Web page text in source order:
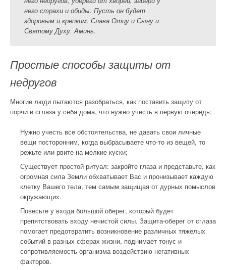
него страхи и обиды. Пусть он будет
здоровым и крепким. Слава Отцу и Сыну и
Святому Духу. Аминь.
Простые способы защиты от
недругов
Многие люди пытаются разобраться, как поставить защиту от
порчи и сглаза у себя дома, что нужно учесть в первую очередь:
Нужно учесть все обстоятельства, не давать свои личные
вещи посторонним, когда выбрасываете что-то из вещей, то
режьте или рвите на мелкие куски;
Существует простой ритуал: закройте глаза и представьте, как
огромная сила Земли обхватывает Вас и пронизывает каждую
клетку Вашего тела, тем самым защищая от дурных помыслов
окружающих.
Повесьте у входа большой оберег, который будет
препятствовать входу нечистой силы. Защита-оберег от сглаза
помогает предотвратить возникновение различных тяжелых
событий в разных сферах жизни, поднимает тонус и
сопротивляемость организма воздействию негативных
факторов.